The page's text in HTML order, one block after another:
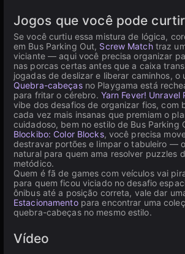
Jogos que você pode curtir
Se você curtiu essa mistura de lógica,
em Bus Parking Out, Screw Matchtraz
viciante — aqui você precisa organizar
nas porcas certas antes que a caixa
jogadas de deslizar e liberar caminhos, o
Quebra-cabeçasno Playgama está
para fritar o cérebro. Yarn Fever! Unravel
vibe dos desafios de organizar fios, com
cada vez mais insanas que premiam o
cuidadoso, bem no estilo de Bus Parking
Blockibo: Color Blocks, você precisa
destravar portões e limpar o tabuleiro —
natural para quem ama resolver puzzles
metódico.
Quem é fã de games com veículos vai
para quem ficou viciado no desafio
ônibus até a posição correta, vale dar
Estacionamentopara encontrar uma
quebra-cabeças no mesmo estilo.
Vídeo